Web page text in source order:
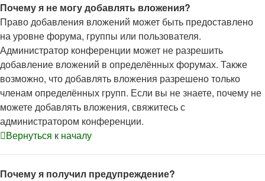
Почему я не могу добавлять вложения?
Право добавления вложений может быть предоставлено
на уровне форума, группы или пользователя.
Администратор конференции может не разрешить
добавление вложений в определённых форумах. Также
возможно, что добавлять вложения разрешено только
членам определённых групп. Если вы не знаете, почему не
можете добавлять вложения, свяжитесь с
администратором конференции.
Вернуться к началу
Почему я получил предупреждение?